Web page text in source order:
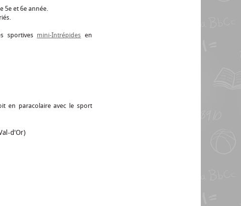
5e et 6e année.
sportives mini-Intrépides en
en paracolaire avec le sport
d'Or)